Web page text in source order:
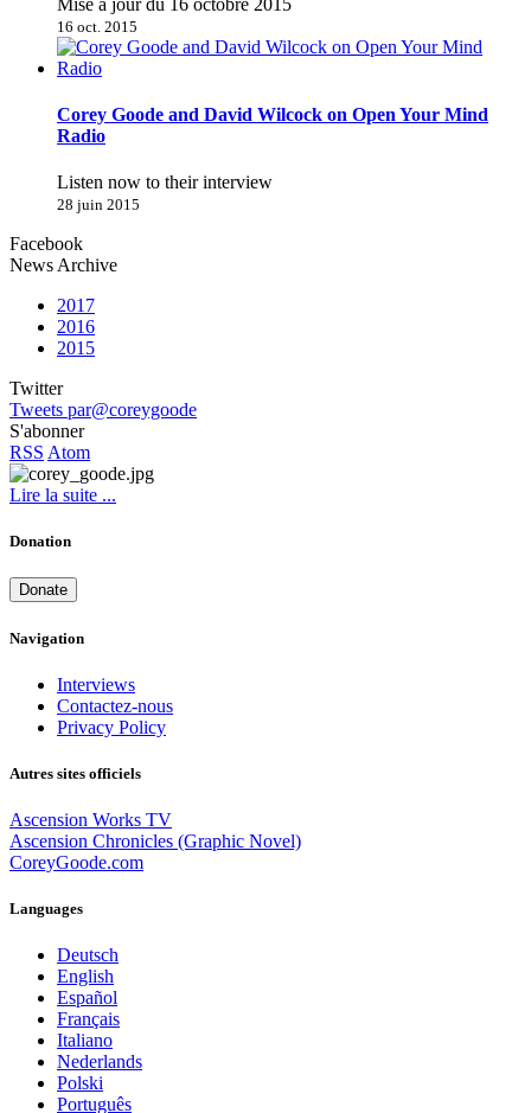
16 oct. 2015
Corey Goode and David Wilcock on Open Your Mind
Radio
Listen now to their interview
28 juin 2015
Facebook
News Archive
2017
2016
2015
Twitter
Tweets par@coreygoode
S'abonner
RSS Atom
Lire la suite ...
Donation
Donate
Navigation
Interviews
Contactez-nous
Privacy Policy
Autres sites officiels
Ascension Works TV
Ascension Chronicles (Graphic Novel)
CoreyGoode.com
Languages
Deutsch
English
Español
Français
Italiano
Nederlands
Polski
Português